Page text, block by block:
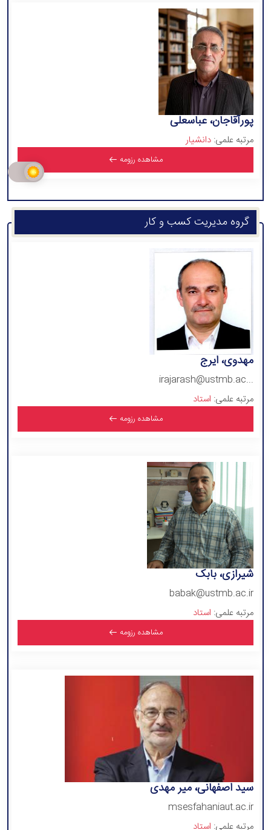
پورآقاجان، عباسعلی
مرتبه علمی: دانشیار
مشاهده رزومه
گروه مدیریت کسب و کار
مهدوی، ایرج
irajarash@ustmb.ac...
مرتبه علمی: استاد
مشاهده رزومه
شیرازی، بابک
babak@ustmb.ac.ir
مرتبه علمی: استاد
مشاهده رزومه
سید اصفهانی، میر مهدی
msesfahaniaut.ac.ir
مرتبه علمی: استاد